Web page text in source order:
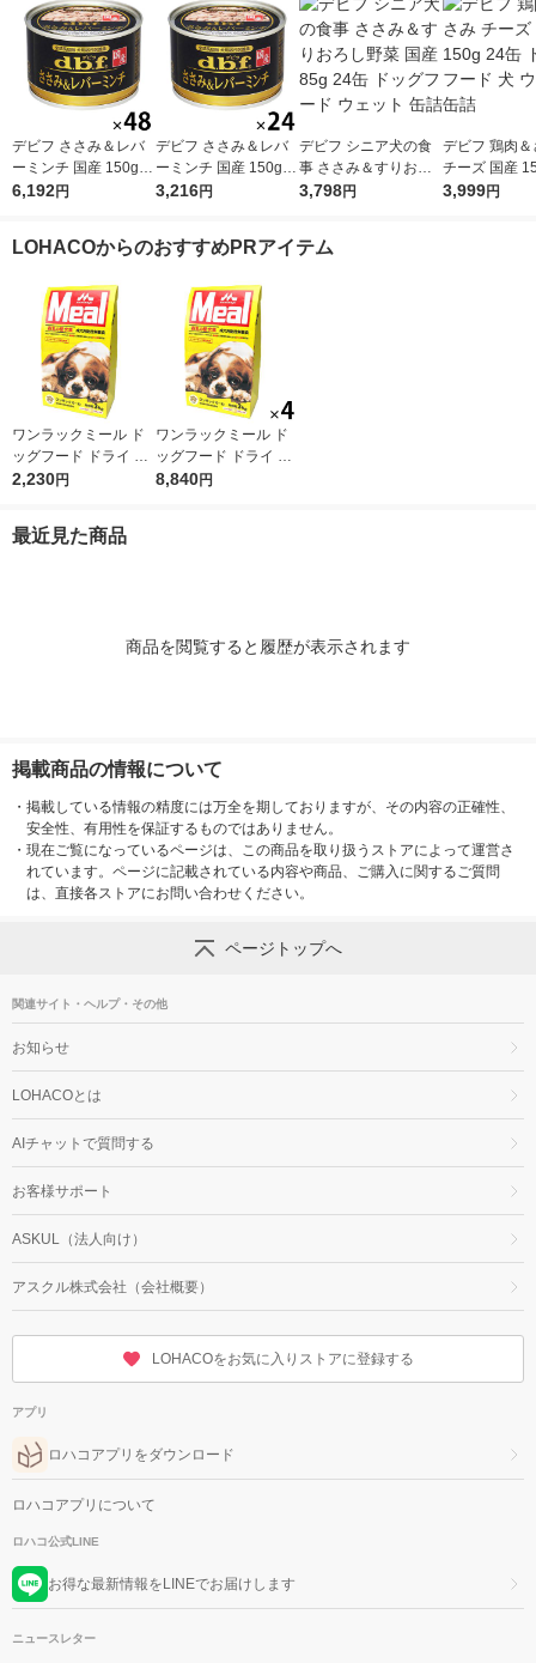
デビフ ささみ＆レバ
ーミンチ 国産 150g 4
8缶 ドッグフード 犬
6,192円
デビフ ささみ＆レバ
ーミンチ 国産 150g 2
4缶 ドッグフード 犬
3,216円
デビフ シニア犬の食
事 ささみ＆すりおろ
し野菜 国産 85g 24缶
3,798円
デビフ 鶏肉＆
チーズ 国産
缶 ドッグフー
3,999円
LOHACOからのおすすめPRアイテム
ワンラックミール ド
ッグフード ドライ 成
犬用 総合栄養食 国産
EC限定
2,230円
ワンラックミール ド
ッグフード ドライ 成
犬用 総合栄養食 国産
8,840円
最近見た商品
商品を閲覧すると履歴が表示されます
掲載商品の情報について
・ 掲載している情報の精度には万全を期しておりますが、その内容の正確性、
安全性、有用性を保証するものではありません。
・ 現在ご覧になっているページは、この商品を取り扱うストアによって運営さ
れています。ページに記載されている内容や商品、ご購入に関するご質問
は、直接各ストアにお問い合わせください。
ページトップへ
関連サイト・ヘルプ・その他
お知らせ
LOHACOとは
AIチャットで質問する
お客様サポート
ASKUL（法人向け）
アスクル株式会社（会社概要）
LOHACOをお気に入りストアに登録する
アプリ
ロハコアプリをダウンロード
ロハコアプリについて
ロハコ公式LINE
お得な最新情報をLINEでお届けします
ニュースレター